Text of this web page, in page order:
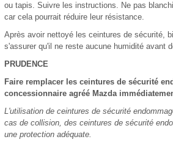
ou tapis. Suivre les instructions. Ne pas
car cela pourrait réduire leur résistance.
Après avoir nettoyé les ceintures de sécurité,
s'assurer qu'il ne reste aucune humidité avant
PRUDENCE
Faire remplacer les ceintures de sécurité
concessionnaire agréé Mazda
L'utilisation de ceintures de sécurité
cas de collision, des ceintures de sécurité
une protection adéquate.